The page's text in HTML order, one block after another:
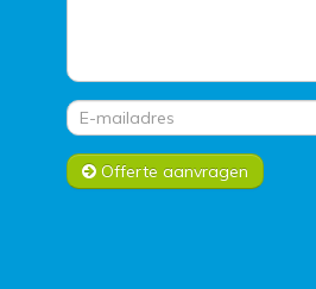
Offerte aanvragen